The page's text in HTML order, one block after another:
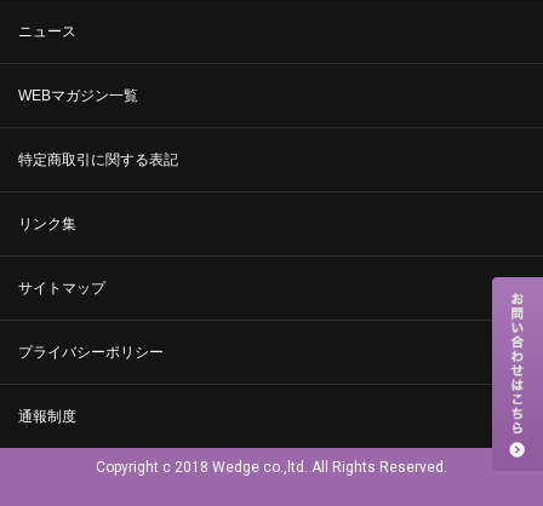
ニュース
WEBマガジン一覧
特定商取引に関する表記
リンク集
サイトマップ
プライバシーポリシー
通報制度
Copyright c 2018 Wedge co.,ltd. All Rights Reserved.